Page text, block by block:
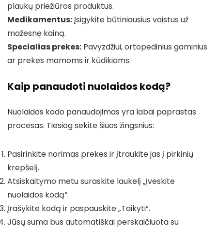
plaukų priežiūros produktus.
Medikamentus:Įsigykite būtiniausius vaistus už
mažesnę kainą.
Specialias prekes: Pavyzdžiui, ortopedinius gaminius
ar prekes mamoms ir kūdikiams.
Kaip panaudoti nuolaidos kodą?
Nuolaidos kodo panaudojimas yra labai paprastas
procesas. Tiesiog sekite šiuos žingsnius:
Pasirinkite norimas prekes ir įtraukite jas į pirkinių
krepšelį.
Atsiskaitymo metu suraskite laukelį „Įveskite
nuolaidos kodą“.
Įrašykite kodą ir paspauskite „Taikyti“.
Jūsų suma bus automatiškai perskaičiuota su